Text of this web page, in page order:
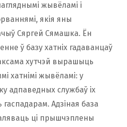
жывёламі і
якія яны
Сяргей Сямашка. Ён
ў базу хатніх гадаванцаў
хутчэй вырашыць
хатнімі жывёламі: у
адпаведных службаў іх
Адзіная база
ці прышчэплены